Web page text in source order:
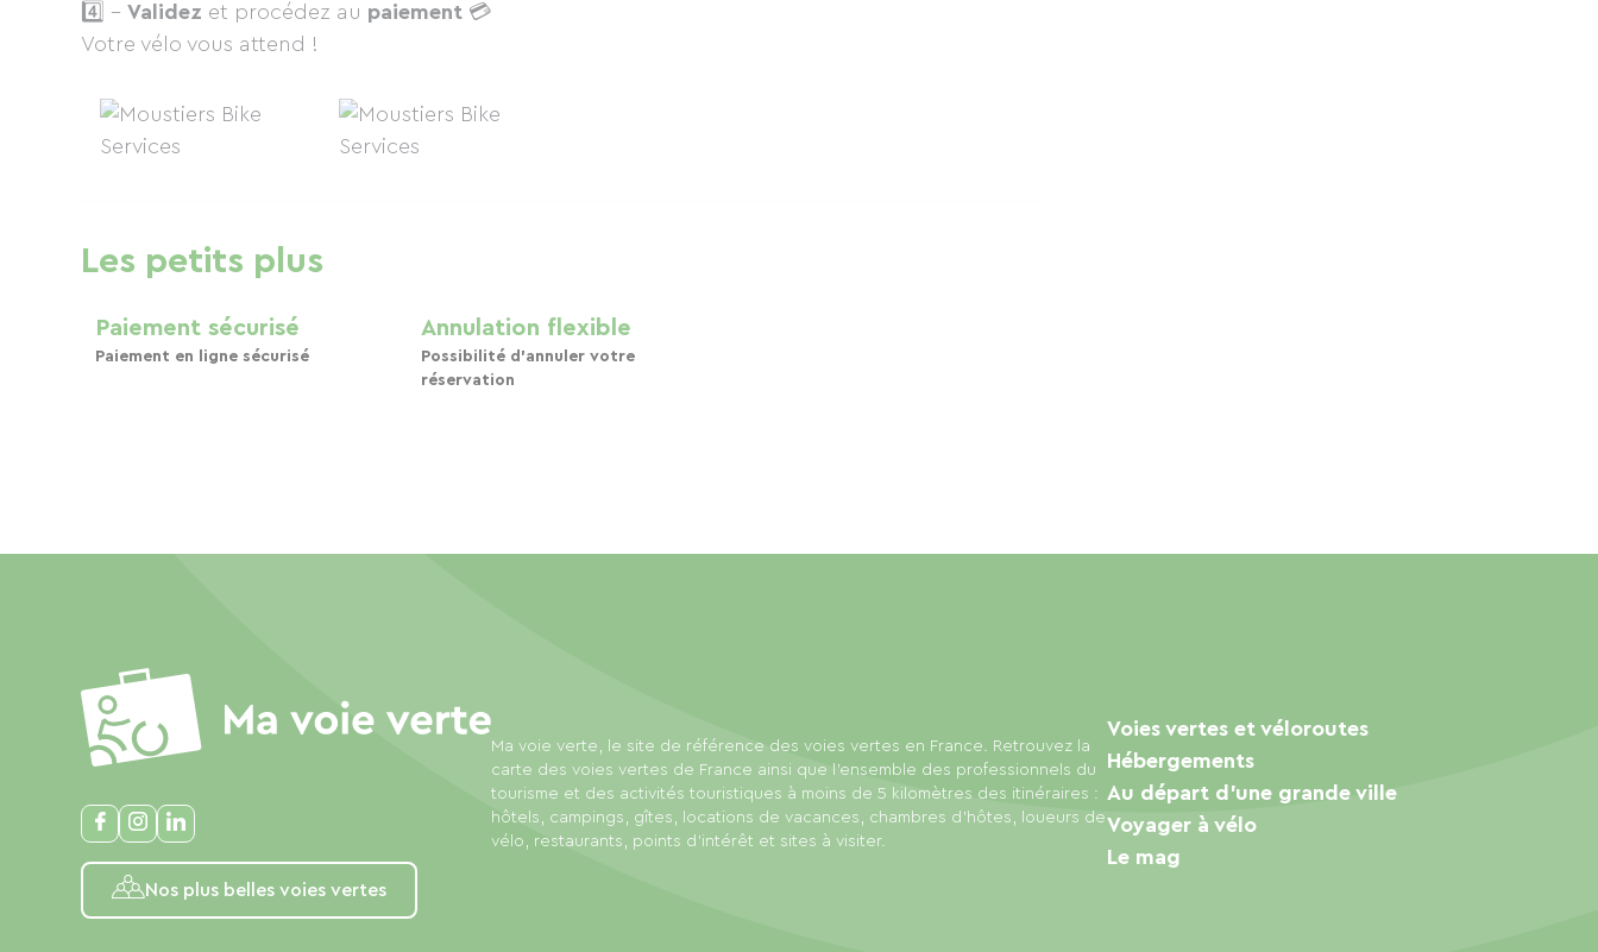
4️⃣ - Validez et procédez au paiement 💳
Votre vélo vous attend !
Les petits plus
Paiement sécurisé
Paiement en ligne sécurisé
Annulation flexible
Possibilité d'annuler votre
réservation
Nos plus belles voies vertes
Ma voie verte, le site de référence des voies vertes en France. Retrouvez la
carte des voies vertes de France ainsi que l'ensemble des professionnels du
tourisme et des activités touristiques à moins de 5 kilomètres des itinéraires :
hôtels, campings, gîtes, locations de vacances, chambres d'hôtes, loueurs de
vélo, restaurants, points d'intérêt et sites à visiter.
Voies vertes et véloroutes
Hébergements
Au départ d'une grande ville
Voyager à vélo
Le mag